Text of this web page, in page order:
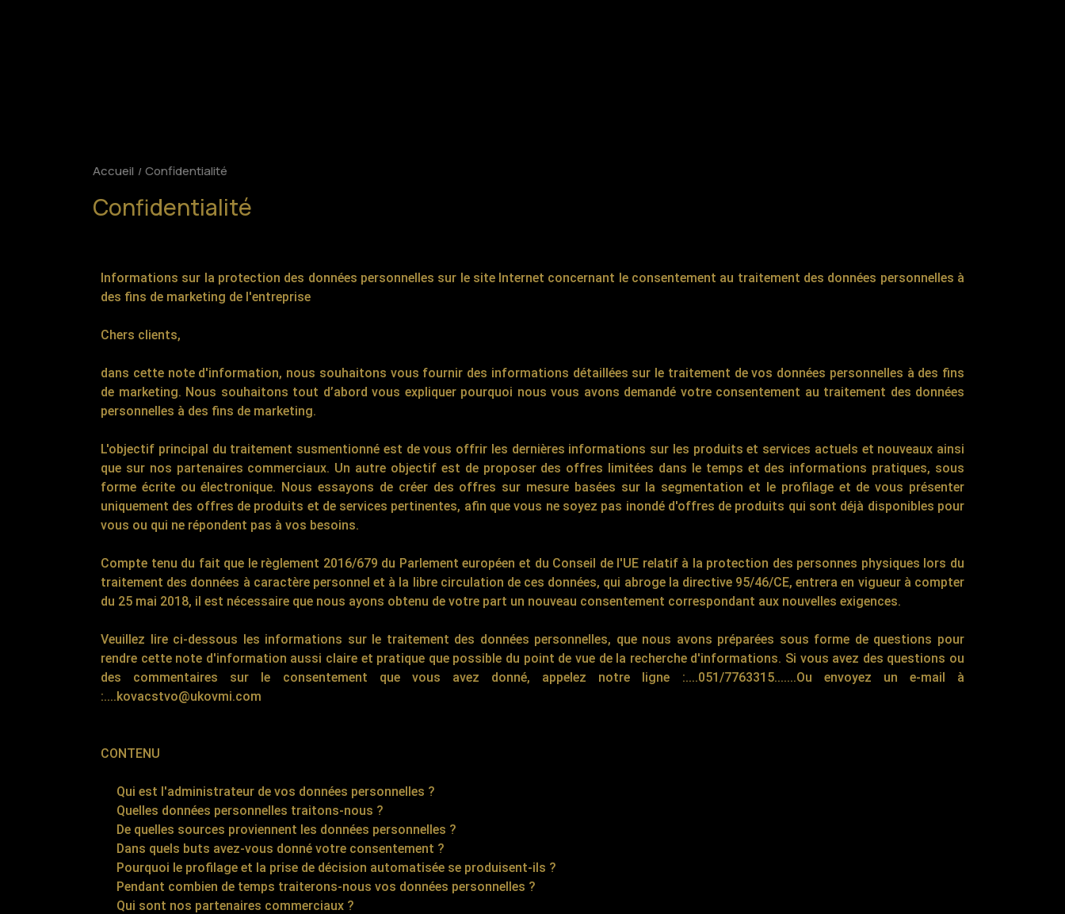
Accueil Confidentialité
Confidentialité
Informations sur la protection des données personnelles sur le site Internet concernant le consentement au traitement des données personnelles à
des fins de marketing de l'entreprise
Chers clients,
dans cette note d'information, nous souhaitons vous fournir des informations détaillées sur le traitement de vos données personnelles à des fins
de marketing. Nous souhaitons tout d’abord vous expliquer pourquoi nous vous avons demandé votre consentement au traitement des données
personnelles à des fins de marketing.
L'objectif principal du traitement susmentionné est de vous offrir les dernières informations sur les produits et services actuels et nouveaux ainsi
que sur nos partenaires commerciaux. Un autre objectif est de proposer des offres limitées dans le temps et des informations pratiques, sous
forme écrite ou électronique. Nous essayons de créer des offres sur mesure basées sur la segmentation et le profilage et de vous présenter
uniquement des offres de produits et de services pertinentes, afin que vous ne soyez pas inondé d'offres de produits qui sont déjà disponibles pour
vous ou qui ne répondent pas à vos besoins.
Compte tenu du fait que le règlement 2016/679 du Parlement européen et du Conseil de l'UE relatif à la protection des personnes physiques lors du
traitement des données à caractère personnel et à la libre circulation de ces données, qui abroge la directive 95/46/CE, entrera en vigueur à compter
du 25 mai 2018, il est nécessaire que nous ayons obtenu de votre part un nouveau consentement correspondant aux nouvelles exigences.
Veuillez lire ci-dessous les informations sur le traitement des données personnelles, que nous avons préparées sous forme de questions pour
rendre cette note d'information aussi claire et pratique que possible du point de vue de la recherche d'informations. Si vous avez des questions ou
des commentaires sur le consentement que vous avez donné, appelez notre ligne :....051/7763315.......Ou envoyez un e-mail à
:....kovacstvo@ukovmi.com
CONTENU
Qui est l'administrateur de vos données personnelles ?
Quelles données personnelles traitons-nous ?
De quelles sources proviennent les données personnelles ?
Dans quels buts avez-vous donné votre consentement ?
Pourquoi le profilage et la prise de décision automatisée se produisent-ils ?
Pendant combien de temps traiterons-nous vos données personnelles ?
Qui sont nos partenaires commerciaux ?